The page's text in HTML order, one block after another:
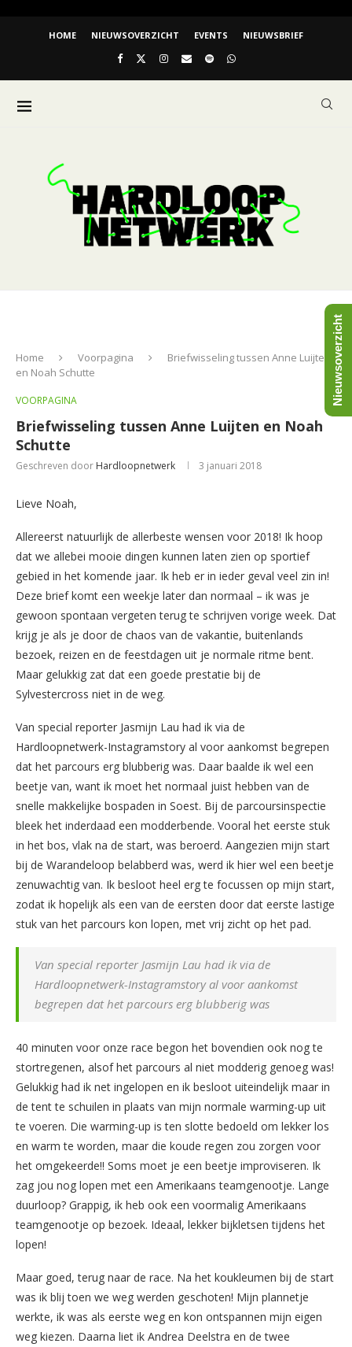
HOME NIEUWSOVERZICHT EVENTS NIEUWSBRIEF
Home Voorpagina
Briefwisseling tussen Anne Luijten
en Noah Schutte
VOORPAGINA
Briefwisseling tussen Anne Luijten en Noah
Schutte
Geschreven door Hardloopnetwerk 3 januari 2018
Lieve Noah,
Allereerst natuurlijk de allerbeste wensen voor 2018! Ik hoop
dat we allebei mooie dingen kunnen laten zien op sportief
gebied in het komende jaar. Ik heb er in ieder geval veel zin in!
Deze brief komt een weekje later dan normaal – ik was je
gewoon spontaan vergeten terug te schrijven vorige week. Dat
krijg je als je door de chaos van de vakantie, buitenlands
bezoek, reizen en de feestdagen uit je normale ritme bent.
Maar gelukkig zat dat een goede prestatie bij de
Sylvestercross niet in de weg.
Van special reporter Jasmijn Lau had ik via de
Hardloopnetwerk-Instagramstory al voor aankomst begrepen
dat het parcours erg blubberig was. Daar baalde ik wel een
beetje van, want ik moet het normaal juist hebben van de
snelle makkelijke bospaden in Soest. Bij de parcoursinspectie
bleek het inderdaad een modderbende. Vooral het eerste stuk
in het bos, vlak na de start, was beroerd. Aangezien mijn start
bij de Warandeloop belabberd was, werd ik hier wel een beetje
zenuwachtig van. Ik besloot heel erg te focussen op mijn start,
zodat ik hopelijk als een van de eersten door dat eerste lastige
stuk van het parcours kon lopen, met vrij zicht op het pad.
Van special reporter Jasmijn Lau had ik via de
Hardloopnetwerk-Instagramstory al voor aankomst
begrepen dat het parcours erg blubberig was
40 minuten voor onze race begon het bovendien ook nog te
stortregenen, alsof het parcours al niet modderig genoeg was!
Gelukkig had ik net ingelopen en ik besloot uiteindelijk maar in
de tent te schuilen in plaats van mijn normale warming-up uit
te voeren. Die warming-up is ten slotte bedoeld om lekker los
en warm te worden, maar die koude regen zou zorgen voor
het omgekeerde!! Soms moet je een beetje improviseren. Ik
zag jou nog lopen met een Amerikaans teamgenootje. Lange
duurloop? Grappig, ik heb ook een voormalig Amerikaans
teamgenootje op bezoek. Ideaal, lekker bijkletsen tijdens het
lopen!
Maar goed, terug naar de race. Na het koukleumen bij de start
was ik blij toen we weg werden geschoten! Mijn plannetje
werkte, ik was als eerste weg en kon ontspannen mijn eigen
weg kiezen. Daarna liet ik Andrea Deelstra en de twee
Nieuwsoverzicht